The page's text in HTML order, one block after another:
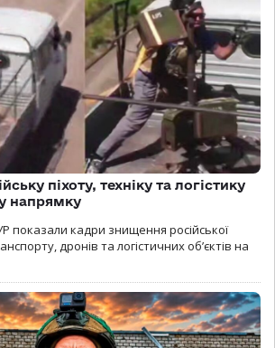
піхоту, техніку та логістику
напрямку
показали кадри знищення російської
дронів та логістичних об’єктів на